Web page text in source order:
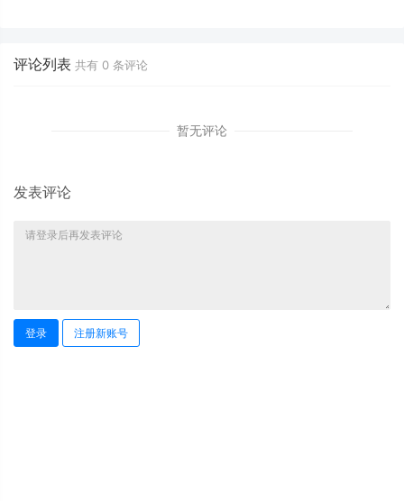
评论列表 共有 0 条评论
暂无评论
发表评论
登录 注册新账号